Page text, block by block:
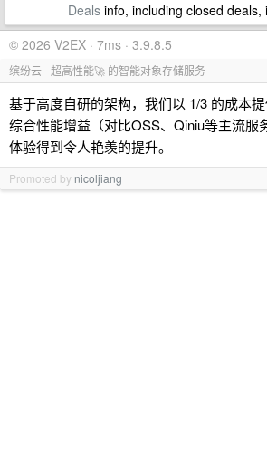
Dealsinfo, including closed deals,
© 2026 V2EX · 7ms · 3.9.8.5
缤纷云 - 超高性能🚀 的智能对象存储服务
基于高度自研的架构，我们以 1/3 的成本
综合性能增益（对比OSS、Qiniu等主流服
体验得到令人艳羡的提升。
Promoted by nicoljiang